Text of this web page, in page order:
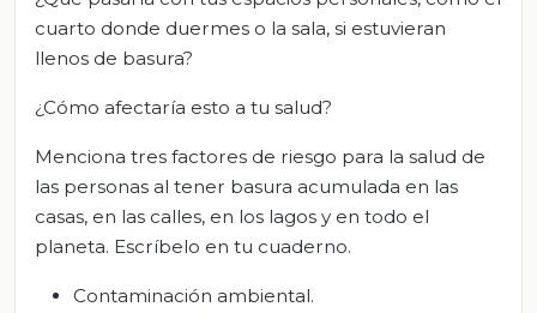
cuarto donde duermes o la sala, si estuvieran
llenos de basura?
¿Cómo afectaría esto a tu salud?
Menciona tres factores de riesgo para la salud de
las personas al tener basura acumulada en las
casas, en las calles, en los lagos y en todo el
planeta. Escríbelo en tu cuaderno.
Contaminación ambiental.